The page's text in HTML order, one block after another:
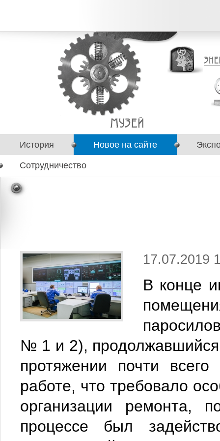
История Новое на сайте
Сотрудничество
17.07.2019
В конце
№ 1 и 2), продолжавшийся
протяжении почти
работе, что требовало
организации ремонта,
процессе был